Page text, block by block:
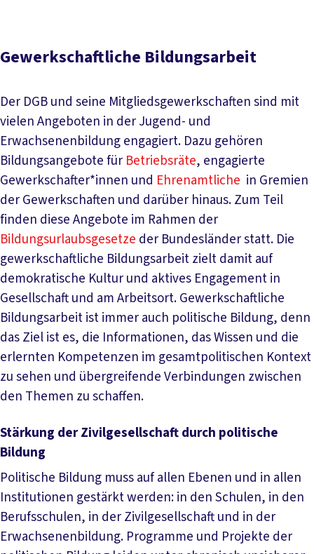
Gewerkschaftliche Bildungsarbeit
Der DGB und seine Mitgliedsgewerkschaften sind mit
vielen Angeboten in der Jugend- und
Erwachsenenbildung engagiert. Dazu gehören
Bildungsangebote für Betriebsräte, engagierte
Gewerkschafter*innen und Ehrenamtliche in Gremien
der Gewerkschaften und darüber hinaus. Zum Teil
finden diese Angebote im Rahmen der
Bildungsurlaubsgesetze der Bundesländer statt. Die
gewerkschaftliche Bildungsarbeit zielt damit auf
demokratische Kultur und aktives Engagement in
Gesellschaft und am Arbeitsort. Gewerkschaftliche
Bildungsarbeit ist immer auch politische Bildung, denn
das Ziel ist es, die Informationen, das Wissen und die
erlernten Kompetenzen im gesamtpolitischen Kontext
zu sehen und übergreifende Verbindungen zwischen
den Themen zu schaffen.
Stärkung der Zivilgesellschaft durch politische
Bildung
Politische Bildung muss auf allen Ebenen und in allen
Institutionen gestärkt werden: in den Schulen, in den
Berufsschulen, in der Zivilgesellschaft und in der
Erwachsenenbildung. Programme und Projekte der